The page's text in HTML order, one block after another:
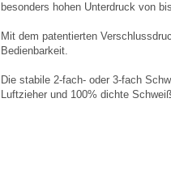
besonders hohen Unterdruck von
Mit dem patentierten
Bedienbarkeit.
Die stabile 2-fach- oder 3-fach
Luftzieher und 100% dichte